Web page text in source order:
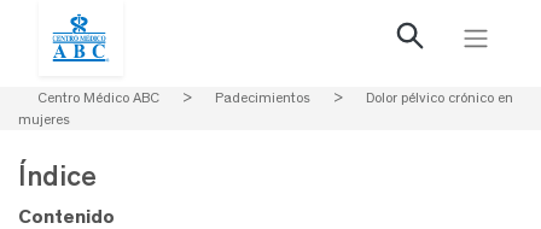
Centro Médico ABC > Padecimientos >
Dolor pélvico crónico en
mujeres
Índice
Contenido